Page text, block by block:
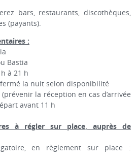
bars, restaurants, discothèques,
(payants).
:
Bastia
à 21 h
la nuit selon disponibilité
la réception en cas d’arrivée
avant 11 h
à régler sur place, auprès de
en règlement sur place :